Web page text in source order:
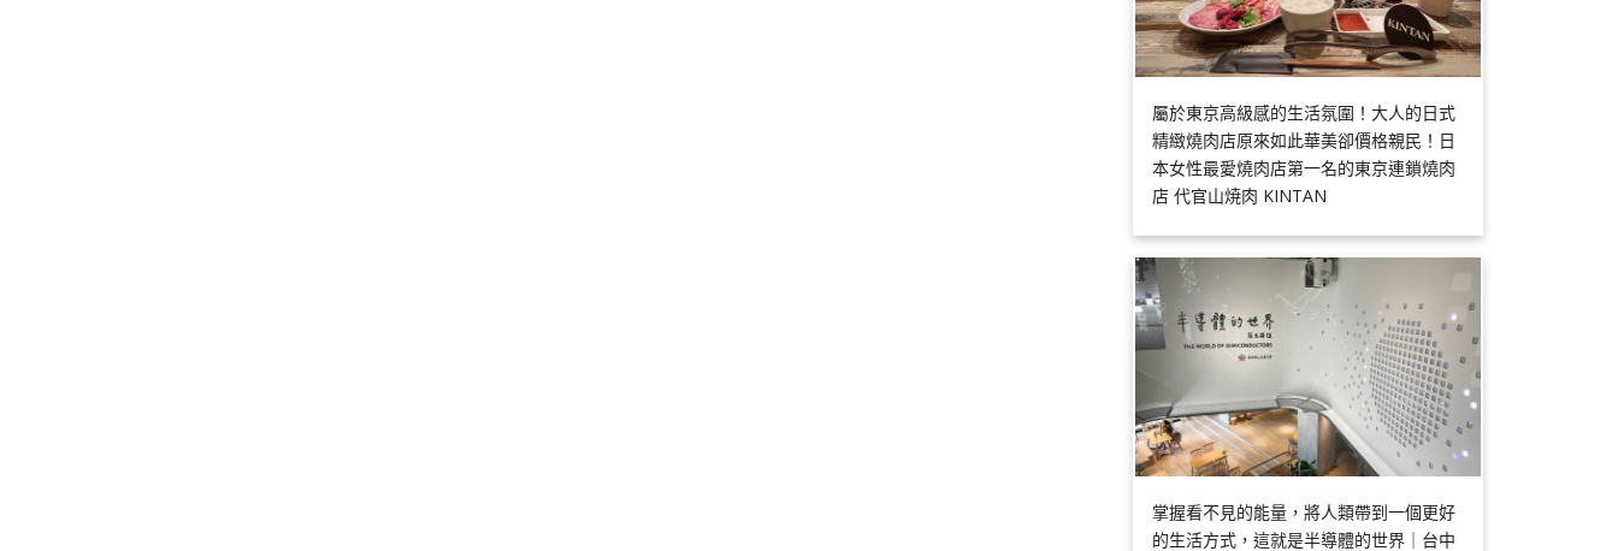
屬於東京高級感的生活氛圍！大人的日式
精緻燒肉店原來如此華美卻價格親民！日
本女性最愛燒肉店第一名的東京連鎖燒肉
店 代官山焼肉 KINTAN
掌握看不見的能量，將人類帶到一個更好
的生活方式，這就是半導體的世界｜台中